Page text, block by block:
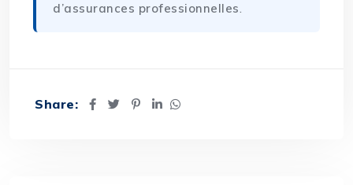
d’assurances professionnelles.
Share: